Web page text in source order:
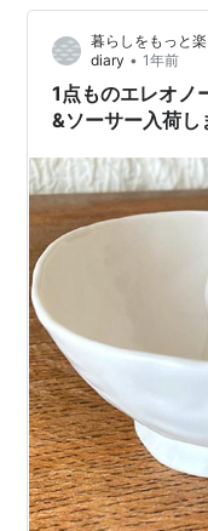
作るとこんな感じ
これが正真正銘「エ
プの底から…
暮らしをもっと
diary • 1年前
1点ものエレオノ
&ソーサー入荷し